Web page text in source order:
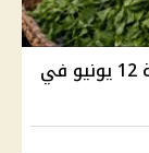
أسعار الخضراوات والفاكهة اليوم الجمعة 12 يونيو في